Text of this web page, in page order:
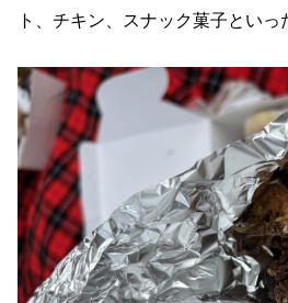
ト、チキン、スナック菓子といっ